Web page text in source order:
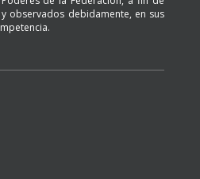
observados debidamente, en sus